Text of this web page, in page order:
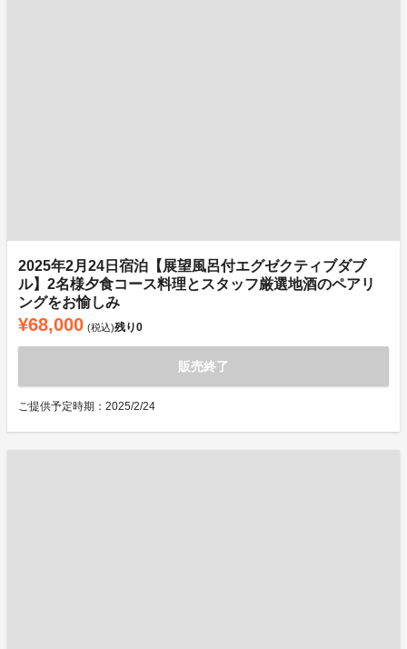
2025年2月24日宿泊【展望風呂付エグゼクティブダブ
ル】2名様夕食コース料理とスタッフ厳選地酒のペアリ
ングをお愉しみ
¥68,000 (税込)残り0
販売終了
ご提供予定時期：2025/2/24